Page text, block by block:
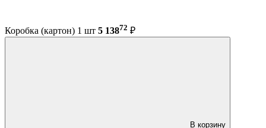
Коробка (картон) 1 шт 5 13872 ₽
В корзину